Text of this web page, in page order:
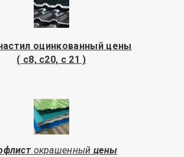
оцинкованный цены
( с8, с20, с 21 )
окрашенный цены